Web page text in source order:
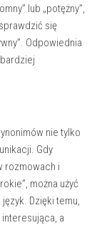
lub „potężny”,
się
Odpowiednia
nie tylko
Gdy
rozmowach i
można użyć
Dzięki temu,
a